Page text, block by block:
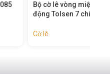
Bộ cờ lê vòng miệng tự
động Tolsen 7 chi tiết –